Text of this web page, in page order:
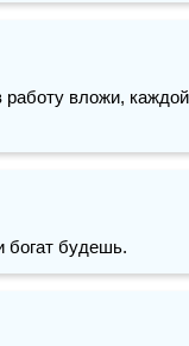
работу вложи,
богат будешь.